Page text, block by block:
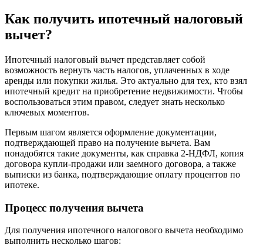
Как получить ипотечный налоговый
вычет?
Ипотечный налоговый вычет представляет собой
возможность вернуть часть налогов, уплаченных в ходе
аренды или покупки жилья. Это актуально для тех, кто взял
ипотечный кредит на приобретение недвижимости. Чтобы
воспользоваться этим правом, следует знать несколько
ключевых моментов.
Первым шагом является оформление документации,
подтверждающей право на получение вычета. Вам
понадобятся такие документы, как справка 2-НДФЛ, копия
договора купли-продажи или заемного договора, а также
выписки из банка, подтверждающие оплату процентов по
ипотеке.
Процесс получения вычета
Для получения ипотечного налогового вычета необходимо
выполнить несколько шагов: